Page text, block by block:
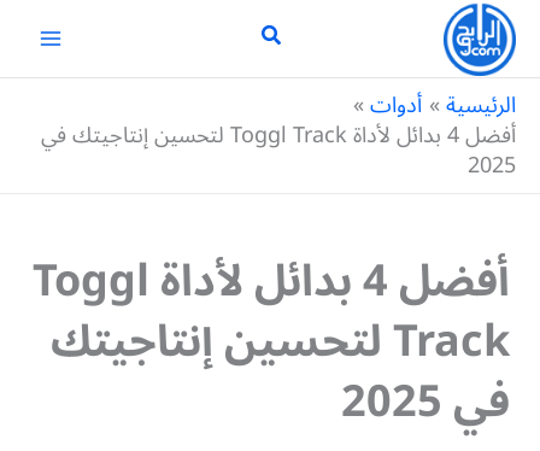
تخطي
المحتوى
الرئيسية أدوات
أفضل 4 بدائل لأداة Toggl Track لتحسين إنتاجيتك في
2025
أفضل 4 بدائل لأداة Toggl
Track لتحسين إنتاجيتك
في 2025